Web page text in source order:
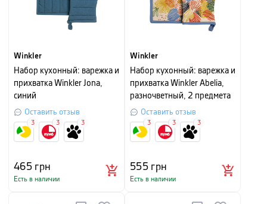
Winkler
Набор кухонный: варежка и
прихватка Winkler Jona,
синий
Оставить отзыв
465грн
Есть в наличии
3 3 3
Winkler
Набор кухонный: варежка и
прихватка Winkler Abelia,
разночветный, 2 предмета
Оставить отзыв
555грн
Есть в наличии
3 3 3